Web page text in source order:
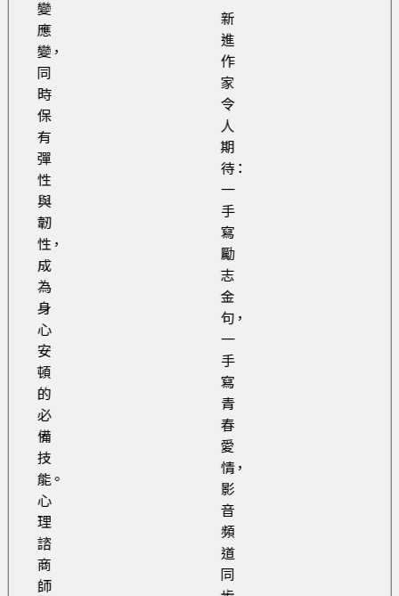
變
應
變，
同
時
保
有
彈
性
與
韌
性，
成
為
身
心
安
頓
的
必
備
技
能。
心
理
諮
商
師
新
進
作
家
令
人
期
待：
一
手
寫
勵
志
金
句，
一
手
寫
青
春
愛
情，
影
音
頻
道
同